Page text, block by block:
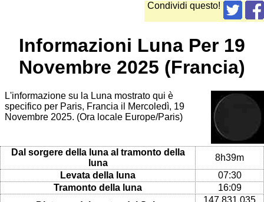
Condividi questo!
Informazioni Luna Per 19
Novembre 2025 (Francia)
L'informazione su la Luna mostrato qui è
specifico per Paris, Francia il Mercoledì, 19
Novembre 2025. (Ora locale Europe/Paris)
Dal sorgere della luna al tramonto della
luna
8h39m
Levata della luna
07:30
Tramonto della luna
16:09
147,831,035